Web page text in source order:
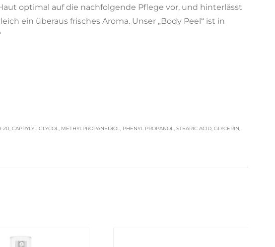
optimal auf die nachfolgende Pflege vor, und hinterlässt
ein überaus frisches Aroma. Unser „Body Peel“ ist in
CAPRYLYL GLYCOL, METHYLPROPANEDIOL, PHENYL PROPANOL, STEARIC ACID, GLYCERIN,